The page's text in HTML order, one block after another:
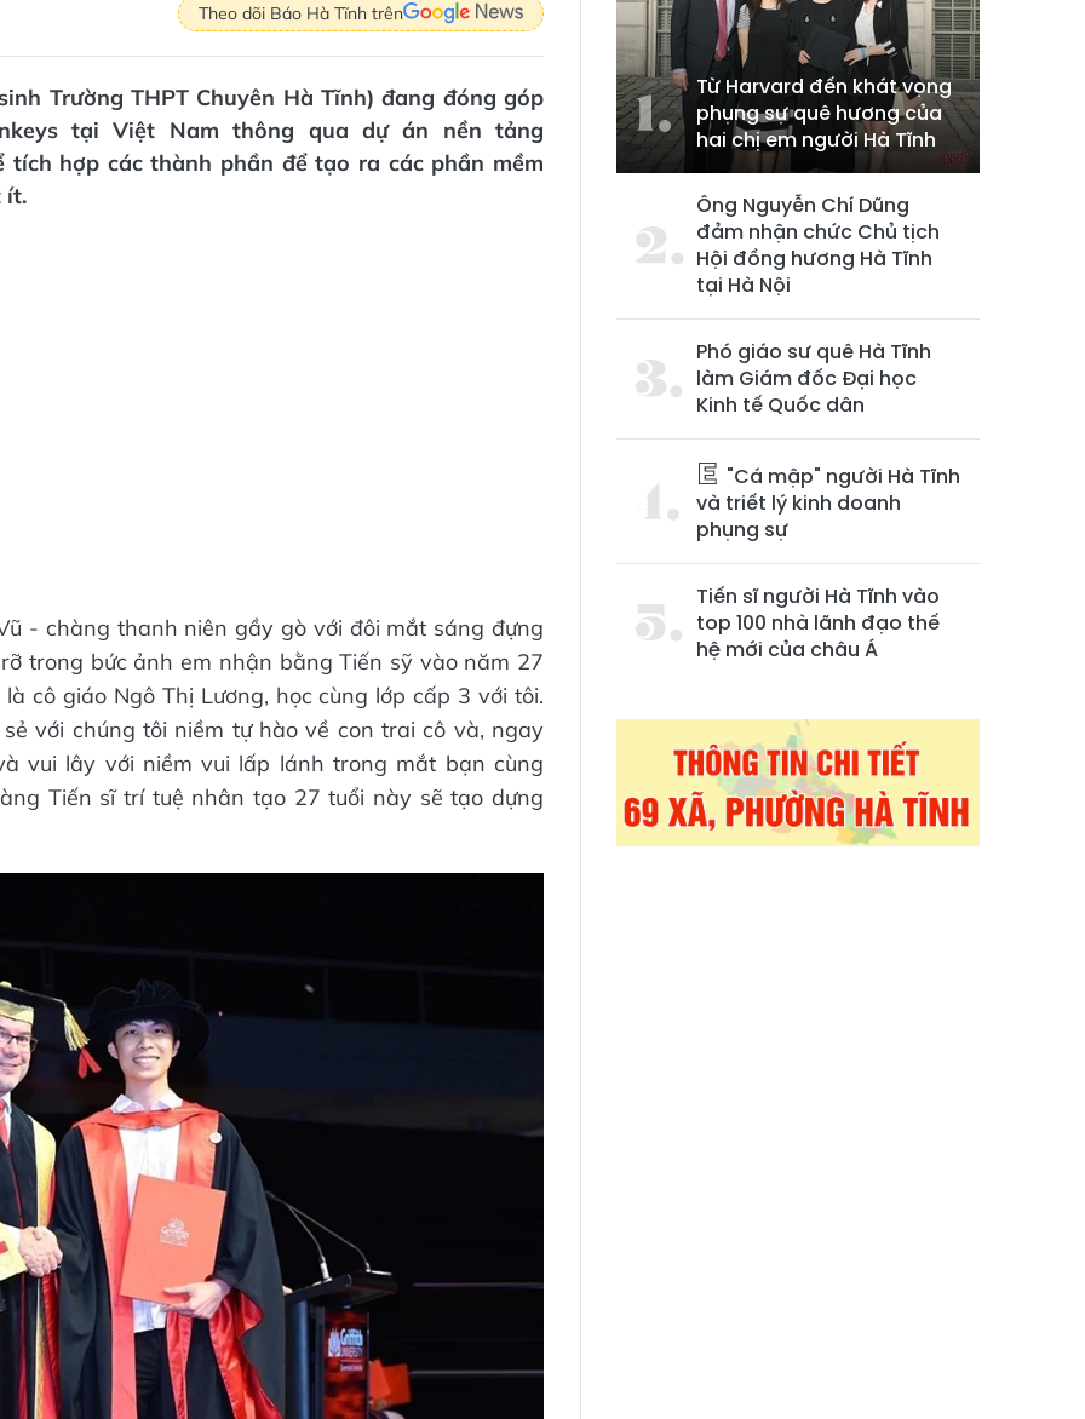
Theo dõi Báo Hà Tĩnh trên
Trường THPT Chuyên Hà Tĩnh) đang đóng góp
tại Việt Nam thông qua dự án nền tảng
hợp các thành phần để tạo ra các phần mềm
ít.
- chàng thanh niên gầy gò với đôi mắt sáng đựng
trong bức ảnh em nhận bằng Tiến sỹ vào năm 27
cô giáo Ngô Thị Lương, học cùng lớp cấp 3 với tôi.
với chúng tôi niềm tự hào về con trai cô và, ngay
vui lây với niềm vui lấp lánh trong mắt bạn cùng
Tiến sĩ trí tuệ nhân tạo 27 tuổi này sẽ tạo dựng
Từ Harvard đến khát vọng
phụng sự quê hương của
hai chị em người Hà Tĩnh
Ông Nguyễn Chí Dũng
đảm nhận chức Chủ tịch
Hội đồng hương Hà Tĩnh
tại Hà Nội
Phó giáo sư quê Hà Tĩnh
làm Giám đốc Đại học
Kinh tế Quốc dân
"Cá mập" người Hà Tĩnh
và triết lý kinh doanh
phụng sự
Tiến sĩ người Hà Tĩnh vào
top 100 nhà lãnh đạo thế
hệ mới của châu Á